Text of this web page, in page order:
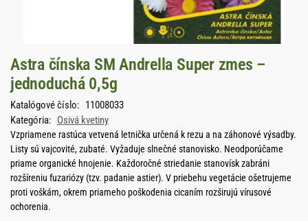
Astra čínska SM Andrella Super zmes –
jednoduchá 0,5g
Katalógové číslo: 11008033
Kategória: Osivá kvetiny
Vzpriamene rastúca vetvená letnička určená k rezu a na záhonové výsadby.
Listy sú vajcovité, zubaté. Vyžaduje slnečné stanovisko. Neodporúčame
priame organické hnojenie. Každoročné striedanie stanovísk zabráni
rozšíreniu fuzariózy (tzv. padanie astier). V priebehu vegetácie ošetrujeme
proti voškám, okrem priameho poškodenia cicaním rozširujú vírusové
ochorenia.